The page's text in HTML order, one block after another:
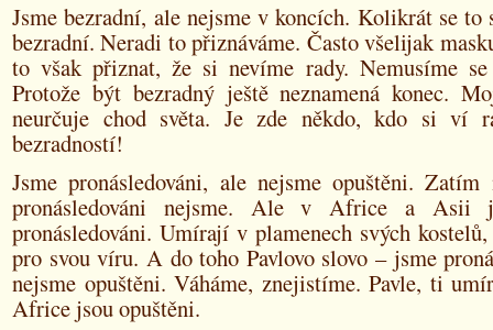
Jsme bezradní, ale nejsme v koncích. Kolikrát se to
bezradní. Neradi to přiznáváme. Často všelijak
to však přiznat, že si nevíme rady. Nemusíme
Protože být bezradný ještě neznamená konec.
neurčuje chod světa. Je zde někdo, kdo si ví
bezradností!
Jsme pronásledováni, ale nejsme opuštěni.
pronásledováni nejsme. Ale v Africe a Asii
pronásledováni. Umírají v plamenech svých
pro svou víru. A do toho Pavlovo slovo – jsme
nejsme opuštěni. Váháme, znejistíme. Pavle, ti
Africe jsou opuštěni.